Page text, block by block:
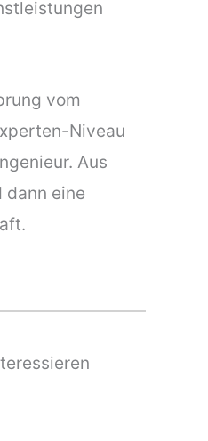
vom
Niveau
Aus
dann eine